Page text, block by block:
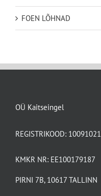
FOEN LÕHNAD
OÜ Kaitseingel
REGISTRIKOOD: 10091021
KMKR NR: EE100179187
PIRNI 7B, 10617 TALLINN